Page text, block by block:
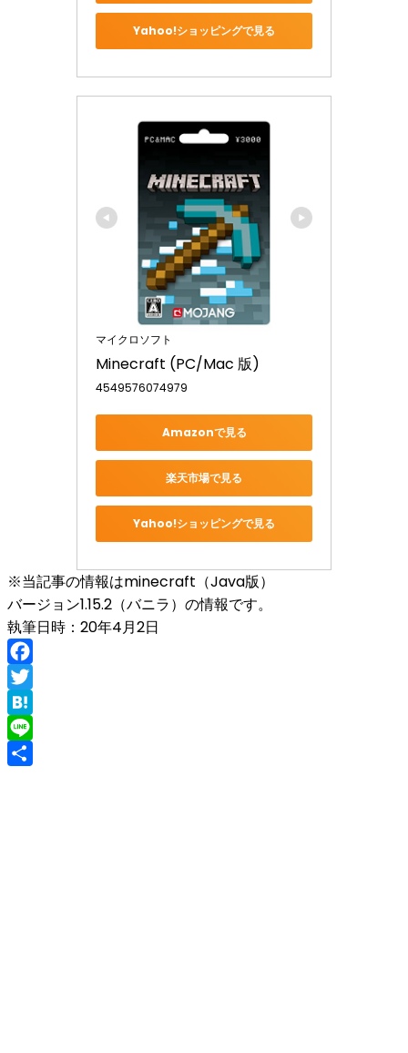
Yahoo!ショッピングで見る
マイクロソフト
Minecraft (PC/Mac 版)
4549576074979
Amazonで見る
楽天市場で見る
Yahoo!ショッピングで見る
※当記事の情報はminecraft（Java版）
バージョン1.15.2（バニラ）の情報です。
執筆日時：20年4月2日
Facebook
Twitter
Hatena
Line